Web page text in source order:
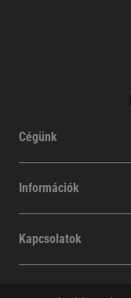
Cégünk
Információk
Kapcsolatok